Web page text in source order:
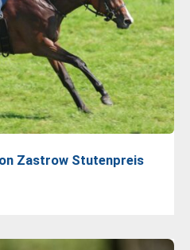
Zastrow Stutenpreis